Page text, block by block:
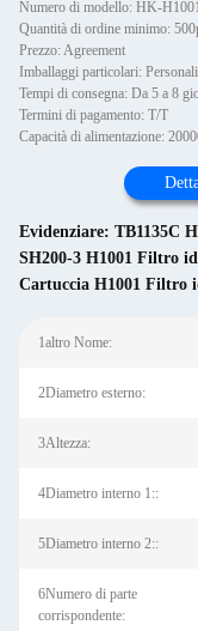
Numero di modello: HK-
Quantità di ordine minimo:
Prezzo: Agreement
Imballaggi particolari:
Tempi di consegna: Da 5 a 8
Termini di pagamento: T/T
Capacità di alimentazione:
Evidenziare: TB1135C
SH200-3 H1001 Filtro
Cartuccia H1001 Filtro
1altro Nome:
2Diametro esterno:
3Altezza:
4Diametro interno 1::
5Diametro interno 2::
6Numero di parte
corrispondente: